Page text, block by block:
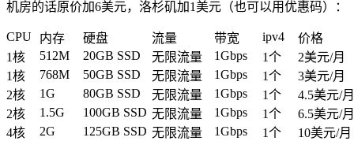
机房的话原价加6美元，洛杉矶加1美元（也可以用优惠码）：
CPU 内存 硬盘 流量 带宽 ipv4
价格
1核
512M 20GB SSD 无限流量 1Gbps 1个
2美元/月
1核
768M 50GB SSD 无限流量 1Gbps 1个
3美元/月
2核
1G 80GB SSD 无限流量 1Gbps 1个
4.5美元/月
2核
1.5G 100GB SSD 无限流量 1Gbps 1个
6.5美元/月
4核
2G 125GB SSD 无限流量 1Gbps 1个 10美元/月